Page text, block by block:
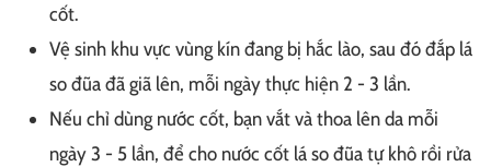
cốt.
Vệ sinh khu vực vùng kín đang bị hắc lào, sau đó đắp lá
so đũa đã giã lên, mỗi ngày thực hiện 2 - 3 lần.
Nếu chỉ dùng nước cốt, bạn vắt và thoa lên da mỗi
ngày 3 - 5 lần, để cho nước cốt lá so đũa tự khô rồi rửa